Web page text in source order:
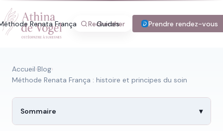
Renata França Guides Blog Tarifs
Rechercher Prendre rendez-vous
Recherche rapide
Trouver une page
Accueil›Blog›
Méthode Renata França : histoire et principes du soin
Sommaire